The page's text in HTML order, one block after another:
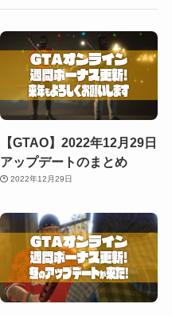
【GTAO】2022年12月29日
アップデートのまとめ
2022年12月29日